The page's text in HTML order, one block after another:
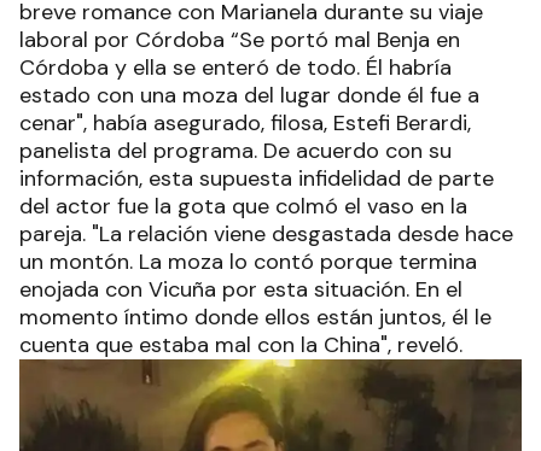
breve romance con Marianela durante su viaje
laboral por Córdoba “Se portó mal Benja en
Córdoba y ella se enteró de todo. Él habría
estado con una moza del lugar donde él fue a
cenar", había asegurado, filosa, Estefi Berardi,
panelista del programa. De acuerdo con su
información, esta supuesta infidelidad de parte
del actor fue la gota que colmó el vaso en la
pareja. "La relación viene desgastada desde hace
un montón. La moza lo contó porque termina
enojada con Vicuña por esta situación. En el
momento íntimo donde ellos están juntos, él le
cuenta que estaba mal con la China", reveló.